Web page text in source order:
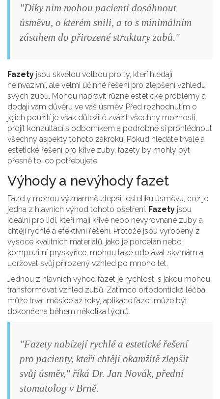
"Díky nim mohou pacienti dosáhnout
úsměvu, o kterém snili, a to s minimálním
zásahem do přirozené struktury zubů."
Fazety jsou skvělou volbou pro ty, kteří hledají
neinvazivní, ale velmi účinné řešení pro zlepšení vzhledu
svých zubů. Mohou napravit různé estetické problémy a
dodají vám důvěru ve váš úsměv. Před rozhodnutím o
jejich použití je však důležité zvážit všechny možnosti,
projít konzultací s odborníkem a podrobně si prohlédnout
všechny aspekty tohoto zákroku. Pokud hledáte trvalé a
estetické řešení pro křivé zuby, fazety by mohly být
přesně to, co potřebujete.
Výhody a nevýhody fazet
Fazety mohou významně zlepšit estetiku úsměvu, což je
jedna z hlavních výhod tohoto ošetření. Fazety jsou
ideální pro lidi, kteří mají křivé nebo nevyrovnané zuby a
chtějí rychlé a efektivní řešení. Protože jsou vyrobeny z
vysoce kvalitních materiálů, jako je porcelán nebo
kompozitní pryskyřice, mohou také odolávat skvrnám a
udržovat svůj přirozený vzhled po mnoho let.
Jednou z hlavních výhod fazet je rychlost, s jakou mohou
transformovat vzhled zubů. Zatímco ortodontická léčba
může trvat měsíce až roky, aplikace fazet může být
dokončena během několika týdnů.
"Fazety nabízejí rychlé a estetické řešení
pro pacienty, kteří chtějí okamžitě zlepšit
svůj úsměv," říká Dr. Jan Novák, přední
stomatolog v Brně.